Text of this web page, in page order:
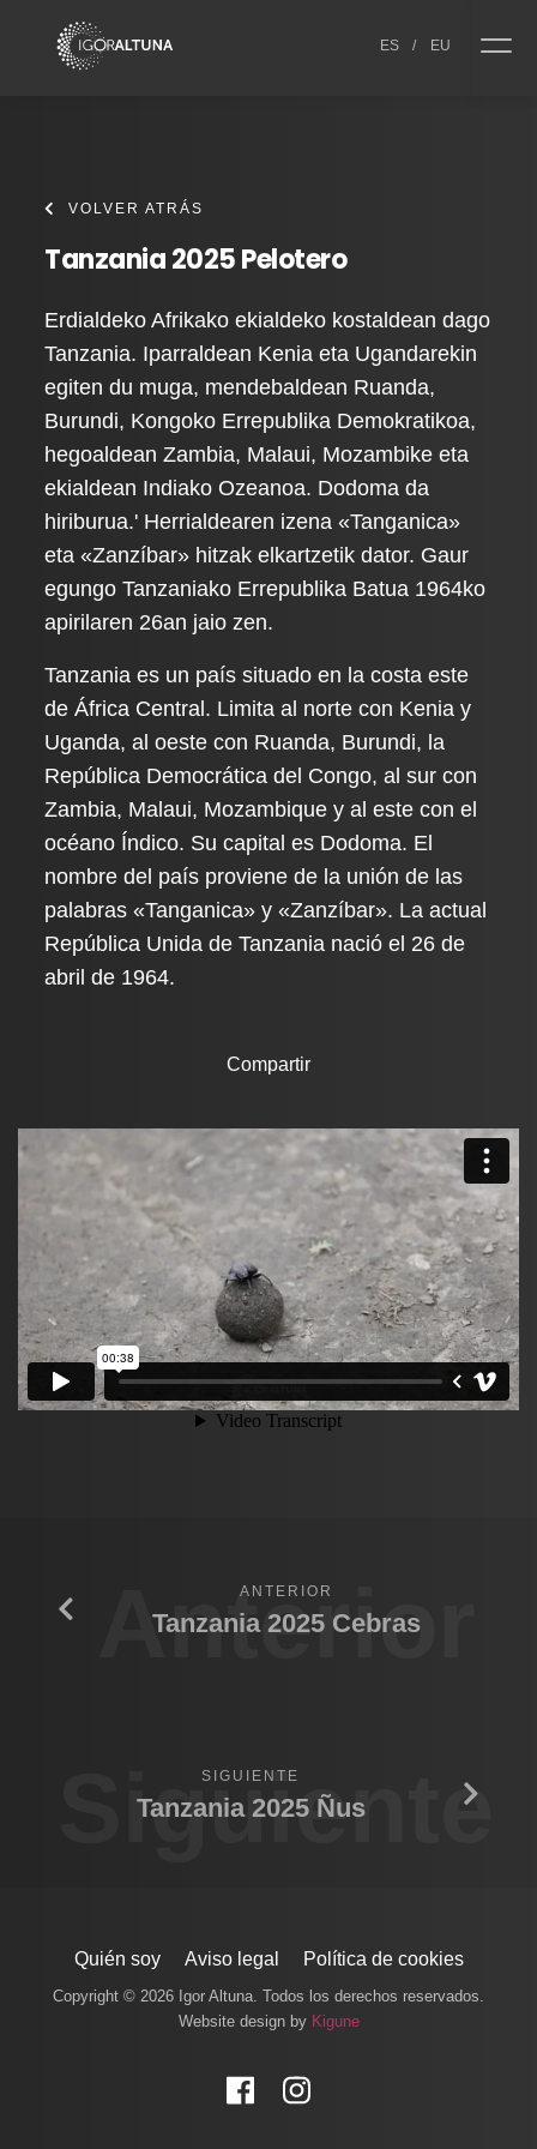
ES / EU
VOLVER ATRÁS
Tanzania 2025 Pelotero
Erdialdeko Afrikako ekialdeko kostaldean dago
Tanzania. Iparraldean Kenia eta Ugandarekin
egiten du muga, mendebaldean Ruanda,
Burundi, Kongoko Errepublika Demokratikoa,
hegoaldean Zambia, Malaui, Mozambike eta
ekialdean Indiako Ozeanoa. Dodoma da
hiriburua.' Herrialdearen izena «Tanganica»
eta «Zanzíbar» hitzak elkartzetik dator. Gaur
egungo Tanzaniako Errepublika Batua 1964ko
apirilaren 26an jaio zen.
Tanzania es un país situado en la costa este
de África Central. Limita al norte con Kenia y
Uganda, al oeste con Ruanda, Burundi, la
República Democrática del Congo, al sur con
Zambia, Malaui, Mozambique y al este con el
océano Índico. Su capital es Dodoma. El
nombre del país proviene de la unión de las
palabras «Tanganica» y «Zanzíbar». La actual
República Unida de Tanzania nació el 26 de
abril de 1964.
Compartir
Anterior
ANTERIOR
Tanzania 2025 Cebras
Siguiente
SIGUIENTE
Tanzania 2025 Ñus
Quién soy Aviso legal Política de cookies
Copyright © 2026 Igor Altuna. Todos los derechos reservados.
Website design by Kigune
Facebook
Instagram